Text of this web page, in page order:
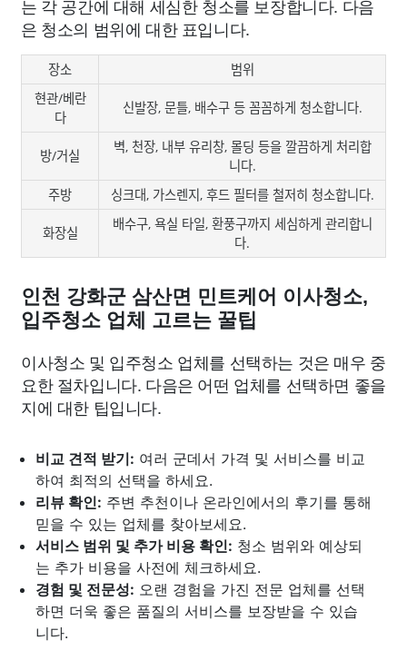
는 각 공간에 대해 세심한 청소를 보장합니다. 다음
은 청소의 범위에 대한 표입니다.
장소
범위
현관/베란
다
신발장, 문틀, 배수구 등 꼼꼼하게 청소합니다.
방/거실
벽, 천장, 내부 유리창, 몰딩 등을 깔끔하게 처리합
니다.
주방
싱크대, 가스렌지, 후드 필터를 철저히 청소합니다.
화장실
배수구, 욕실 타일, 환풍구까지 세심하게 관리합니
다.
인천 강화군 삼산면 민트케어 이사청소,
입주청소 업체 고르는 꿀팁
이사청소 및 입주청소 업체를 선택하는 것은 매우 중
요한 절차입니다. 다음은 어떤 업체를 선택하면 좋을
지에 대한 팁입니다.
비교 견적 받기: 여러 군데서 가격 및 서비스를 비교
하여 최적의 선택을 하세요.
리뷰 확인: 주변 추천이나 온라인에서의 후기를 통해
믿을 수 있는 업체를 찾아보세요.
서비스 범위 및 추가 비용 확인: 청소 범위와 예상되
는 추가 비용을 사전에 체크하세요.
경험 및 전문성: 오랜 경험을 가진 전문 업체를 선택
하면 더욱 좋은 품질의 서비스를 보장받을 수 있습
니다.